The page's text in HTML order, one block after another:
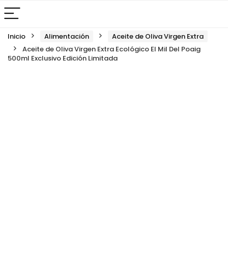
Inicio Alimentación
Aceite de Oliva Virgen Extra
Aceite de Oliva Virgen Extra Ecológico El Mil Del Poaig
500ml Exclusivo Edición Limitada